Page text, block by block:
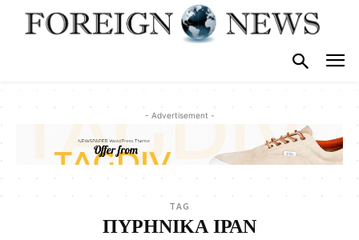
- Advertisement -
TAG
ΠΥΡΗΝΙΚΑ ΙΡΑΝ